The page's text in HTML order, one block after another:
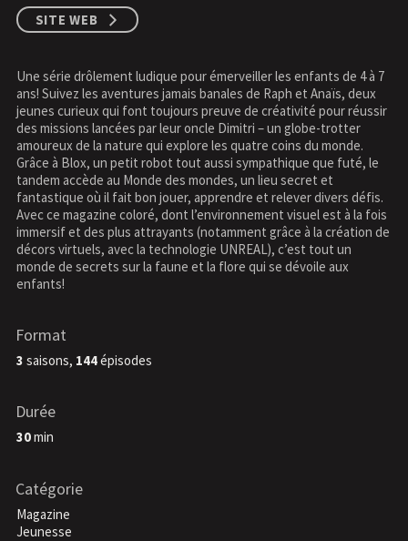
SITE WEB
Une série drôlement ludique pour émerveiller les enfants de 4 à 7
ans! Suivez les aventures jamais banales de Raph et Anaïs, deux
jeunes curieux qui font toujours preuve de créativité pour réussir
des missions lancées par leur oncle Dimitri – un globe-trotter
amoureux de la nature qui explore les quatre coins du monde.
Grâce à Blox, un petit robot tout aussi sympathique que futé, le
tandem accède au Monde des mondes, un lieu secret et
fantastique où il fait bon jouer, apprendre et relever divers défis.
Avec ce magazine coloré, dont l’environnement visuel est à la fois
immersif et des plus attrayants (notamment grâce à la création de
décors virtuels, avec la technologie UNREAL), c’est tout un
monde de secrets sur la faune et la flore qui se dévoile aux
enfants!
Format
3 saisons, 144épisodes
Durée
30min
Catégorie
Magazine
Jeunesse